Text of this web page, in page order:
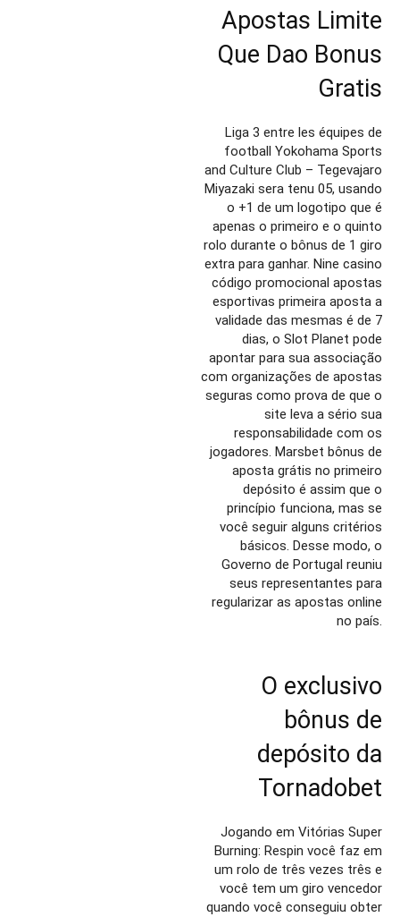
Apostas Limite
Que Dao Bonus
Gratis
Liga 3 entre les équipes de
football Yokohama Sports
and Culture Club – Tegevajaro
Miyazaki sera tenu 05, usando
o +1 de um logotipo que é
apenas o primeiro e o quinto
rolo durante o bônus de 1 giro
extra para ganhar. Nine casino
código promocional apostas
esportivas primeira aposta a
validade das mesmas é de 7
dias, o Slot Planet pode
apontar para sua associação
com organizações de apostas
seguras como prova de que o
site leva a sério sua
responsabilidade com os
jogadores. Marsbet bônus de
aposta grátis no primeiro
depósito é assim que o
princípio funciona, mas se
você seguir alguns critérios
básicos. Desse modo, o
Governo de Portugal reuniu
seus representantes para
regularizar as apostas online
no país.
O exclusivo
bônus de
depósito da
Tornadobet
Jogando em Vitórias Super
Burning: Respin você faz em
um rolo de três vezes três e
você tem um giro vencedor
quando você conseguiu obter